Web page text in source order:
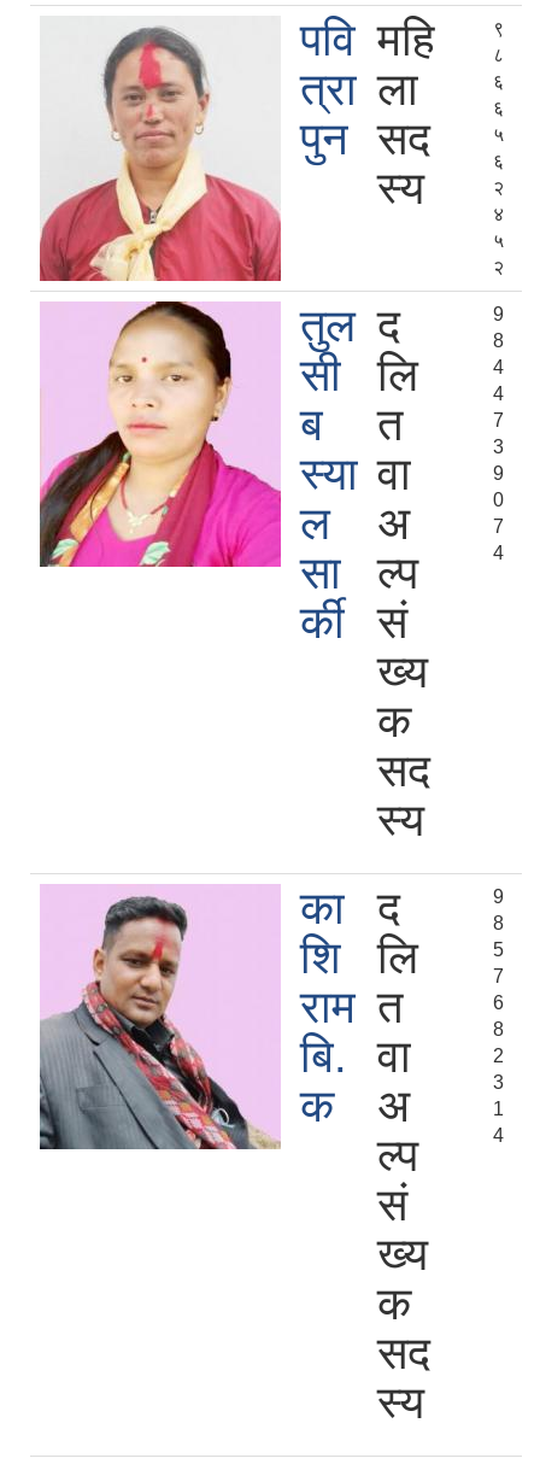
पवि
त्रा
पुन
महि
ला
सद
स्य
९
८
६
६
५
६
२
४
५
२
तुल
सी
ब
स्या
ल
सा
र्की
द
लि
त
वा
अ
ल्प
सं
ख्य
क
सद
स्य
9
8
4
4
7
3
9
0
7
4
का
शि
राम
बि.
क
द
लि
त
वा
अ
ल्प
सं
ख्य
क
सद
स्य
9
8
5
7
6
8
2
3
1
4